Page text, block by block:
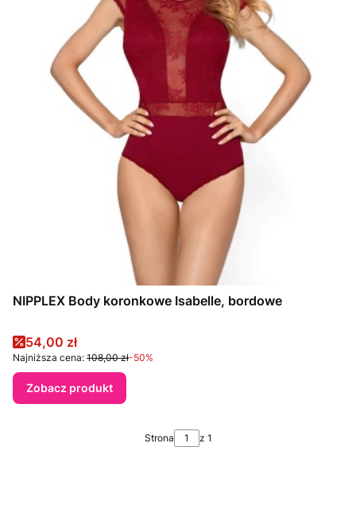
NIPPLEX Body koronkowe Isabelle, bordowe
Cena promocyjna
54,00 zł
Najniższa cena: 108,00 zł-50%
Zobacz produkt
Strona z 1